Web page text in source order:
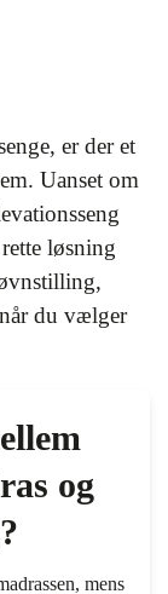
er der et
Uanset om
løsning
du vælger
og
mens